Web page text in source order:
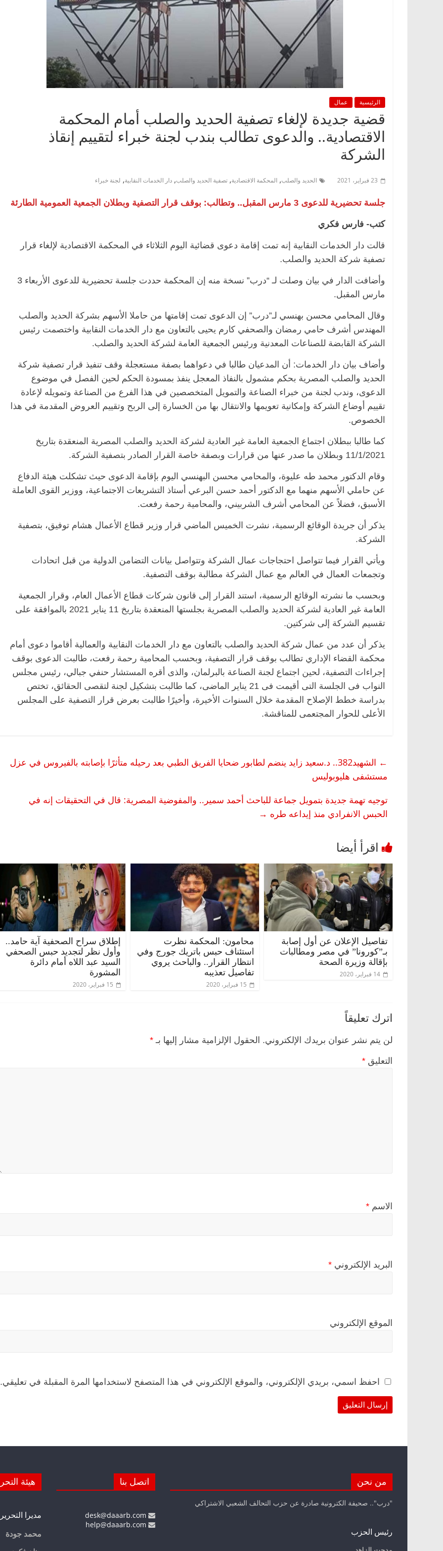
الرئيسية عمال
قضية جديدة لإلغاء تصفية الحديد والصلب أمام المحكمة
الاقتصادية.. والدعوى تطالب بندب لجنة خبراء لتقييم إنقاذ
الشركة
23 فبراير، 2021 الحديد والصلب, المحكمة الاقتصادية, تصفية الحديد والصلب, دار الخدمات النقابية, لجنة خبراء
جلسة تحضيرية للدعوى 3 مارس المقبل.. وتطالب: بوقف قرار التصفية وبطلان الجمعية العمومية الطارئة
كتب- فارس فكري
قالت دار الخدمات النقابية إنه تمت إقامة دعوى قضائية اليوم الثلاثاء في المحكمة الاقتصادية لإلغاء قرار
تصفية شركة الحديد والصلب.
وأضافت الدار في بيان وصلت لـ “درب” نسخة منه إن المحكمة حددت جلسة تحضيرية للدعوى الأربعاء 3
مارس المقبل.
وقال المحامي محسن بهنسي لـ”درب” إن الدعوى تمت إقامتها من حاملا الأسهم بشركة الحديد والصلب
المهندس أشرف حامي رمضان والصحفي كارم يحيى بالتعاون مع دار الخدمات النقابية واختصمت رئيس
الشركة القابضة للصناعات المعدنية ورئيس الجمعية العامة لشركة الحديد والصلب.
وأضاف بيان دار الخدمات: أن المدعيان طالبا في دعواهما بصفة مستعجلة وقف تنفيذ قرار تصفية شركة
الحديد والصلب المصرية بحكم مشمول بالنفاذ المعجل ينفذ بمسودة الحكم لحين الفصل في موضوع
الدعوى، وندب لجنة من خبراء الصناعة والتمويل المتخصصين في هذا الفرع من الصناعة وتمويله لإعادة
تقييم أوضاع الشركة وإمكانية تعويمها والانتقال بها من الخسارة إلى الربح وتقييم العروض المقدمة في هذا
الخصوص.
كما طالبا ببطلان اجتماع الجمعية العامة غير العادية لشركة الحديد والصلب المصرية المنعقدة بتاريخ
11/1/2021 وبطلان ما صدر عنها من قرارات وبصفة خاصة القرار الصادر بتصفية الشركة.
وقام الدكتور محمد طه عليوة، والمحامي محسن البهنسي اليوم بإقامة الدعوى حيث تشكلت هيئة الدفاع
عن حاملي الأسهم منهما مع الدكتور أحمد حسن البرعي أستاذ التشريعات الاجتماعية، ووزير القوى العاملة
الأسبق، فضلاً عن المحامي أشرف الشربيني، والمحامية رحمة رفعت.
يذكر أن جريدة الوقائع الرسمية، نشرت الخميس الماضي قرار وزير قطاع الأعمال هشام توفيق، بتصفية
الشركة.
ويأتي القرار فيما تتواصل احتجاجات عمال الشركة وتتواصل بيانات التضامن الدولية من قبل اتحادات
وتجمعات العمال في العالم مع عمال الشركة مطالبة بوقف التصفية.
وبحسب ما نشرته الوقائع الرسمية، استند القرار إلى قانون شركات قطاع الأعمال العام، وقرار الجمعية
العامة غير العادية لشركة الحديد والصلب المصرية بجلستها المنعقدة بتاريخ 11 يناير 2021 بالموافقة على
تقسيم الشركة إلى شركتين.
يذكر أن عدد من عمال شركة الحديد والصلب بالتعاون مع دار الخدمات النقابية والعمالية أقاموا دعوى أمام
محكمة القضاء الإداري تطالب بوقف قرار التصفية، وبحسب المحامية رحمة رفعت، طالبت الدعوى بوقف
إجراءات التصفية، لحين اجتماع لجنة الصناعة بالبرلمان، والذى أقره المستشار حنفي جبالي، رئيس مجلس
النواب فى الجلسة التى أقيمت فى 21 يناير الماضى، كما طالبت بتشكيل لجنة لتقصى الحقائق، تختص
بدراسة خطط الإصلاح المقدمة خلال السنوات الأخيرة، وأخيرًا طالبت بعرض قرار التصفية على المجلس
الأعلى للحوار المجتعمى للمناقشة.
←
الشهيد382.. د.سعيد زايد ينضم لطابور ضحايا الفريق الطبي بعد رحيله متأثرًا بإصابته بالفيروس في عزل
مستشفى هليوبوليس
توجيه تهمة جديدة بتمويل جماعة للباحث أحمد سمير.. والمفوضية المصرية: قال في التحقيقات إنه في
الحبس الانفرادي منذ إيداعه طره →
تفاصيل الإعلان عن أول إصابة
بـ”كورونا” في مصر ومطالبات
بإقالة وزيرة الصحة
14 فبراير، 2020
محامون: المحكمة نظرت
استئناف حبس باتريك جورج وفي
انتظار القرار.. والباحث يروي
تفاصيل تعذيبه
15 فبراير، 2020
إطلاق سراح الصحفية آية حامد..
وأول نظر لتجديد حبس الصحفي
السيد عبد اللاه أمام دائرة
المشورة
15 فبراير، 2020
اترك تعليقاً
لن يتم نشر عنوان بريدك الإلكتروني. الحقول الإلزامية مشار إليها بـ *
التعليق *
الاسم *
البريد الإلكتروني *
الموقع الإلكتروني
احفظ اسمي، بريدي الإلكتروني، والموقع الإلكتروني في هذا المتصفح لاستخدامها المرة المقبلة في تعليقي.
مقعد شاغر على مائدة الإفطار.. يحيى
حسين عبدالهادي فارس مقاومة
الخصخصة الذي دافع عن المال العام
(بروفايل)
21 فبراير، 2026
في ذكرى رحيله.. د. نور فرحات فقيه
قانوني دافع عن قضايا الوطن وانحاز
للحرية (بروفايل)
26 يناير، 2026
فاروق.. خبير اقتصادي
ميلاده وحيداً على أبواب
من نحن
"درب".. صحيفة الكترونية صادرة عن حزب التحالف الشعبي الاشتراكي
رئيس الحزب
اتصل بنا هيئة
مديرا التحرير
محمد جودة